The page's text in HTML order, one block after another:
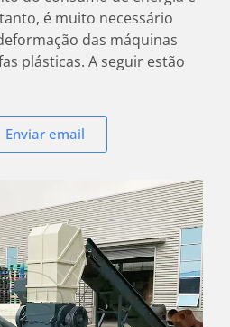
é muito necessário
das máquinas
plásticas. A seguir estão
Enviar email